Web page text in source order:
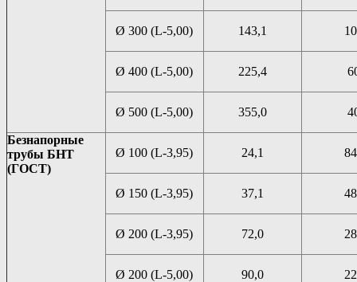
Ø 300 (L-5,00) 143,1
Ø 400 (L-5,00) 225,4
Ø 500 (L-5,00) 355,0
Безнапорные
трубы БНТ
(ГОСТ)
Ø 100 (L-3,95) 24,1
Ø 150 (L-3,95) 37,1
Ø 200 (L-3,95) 72,0
Ø 200 (L-5,00) 90,0